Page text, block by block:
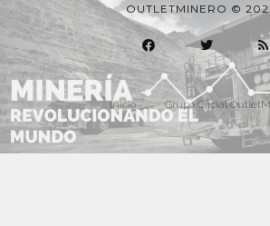
OUTLETMINERO ©
Inicio Grupo Oficial